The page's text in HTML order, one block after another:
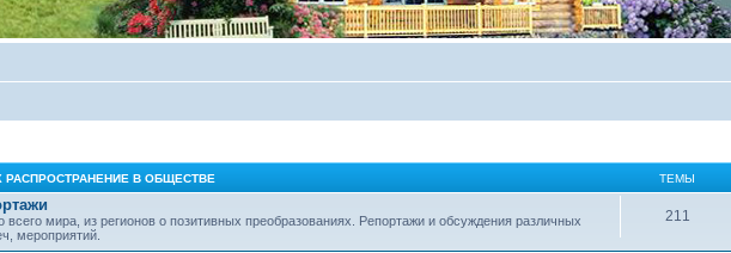
В ОБЩЕСТВЕ ТЕМЫ
мира, из регионов о позитивных преобразованиях. Репортажи и обсуждения различных
мероприятий.
211